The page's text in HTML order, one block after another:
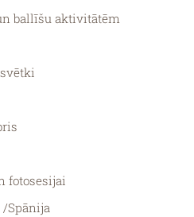
ballīšu aktivitātēm
fotosesijai
Spānija